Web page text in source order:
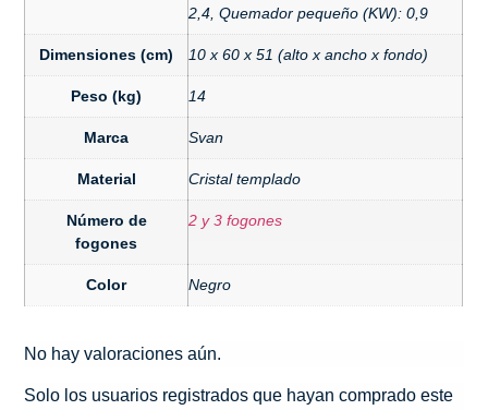
2,4, Quemador pequeño (KW): 0,9
Dimensiones (cm) 10 x 60 x 51 (alto x ancho x fondo)
Peso (kg) 14
Marca Svan
Material Cristal templado
Número de
fogones
2 y 3 fogones
Color Negro
No hay valoraciones aún.
Solo los usuarios registrados que hayan comprado este